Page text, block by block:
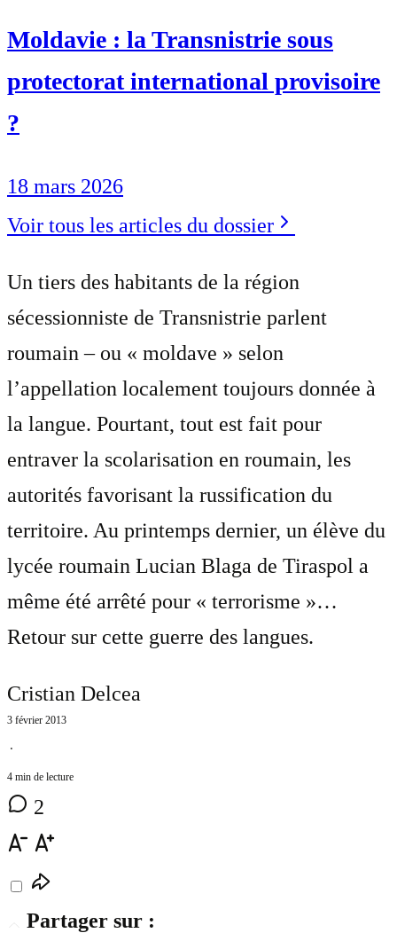
Moldavie : la Transnistrie sous
protectorat international provisoire
?
18 mars 2026
Voir tous les articles du dossier
Un tiers des habitants de la région
sécessionniste de Transnistrie parlent
roumain – ou « moldave » selon
l’appellation localement toujours donnée à
la langue. Pourtant, tout est fait pour
entraver la scolarisation en roumain, les
autorités favorisant la russification du
territoire. Au printemps dernier, un élève du
lycée roumain Lucian Blaga de Tiraspol a
même été arrêté pour « terrorisme »…
Retour sur cette guerre des langues.
Cristian Delcea
3 février 2013
⋅
4 min de lecture
2
Partager sur :